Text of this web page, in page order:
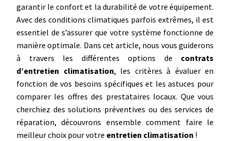
garantir le confort et la durabilité de votre équipement.
Avec des conditions climatiques parfois extrêmes, il est
essentiel de s’assurer que votre système fonctionne de
manière optimale. Dans cet article, nous vous guiderons
à travers les différentes options de contrats
d’entretien climatisation, les critères à évaluer en
fonction de vos besoins spécifiques et les astuces pour
comparer les offres des prestataires locaux. Que vous
cherchiez des solutions préventives ou des services de
réparation, découvrons ensemble comment faire le
meilleur choix pour votre entretien climatisation !